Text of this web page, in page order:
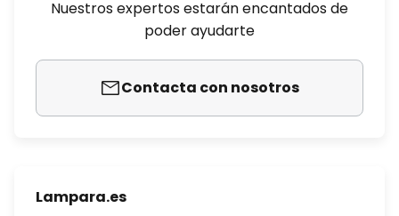
Nuestros expertos estarán encantados de
poder ayudarte
Contacta con nosotros
Lampara.es